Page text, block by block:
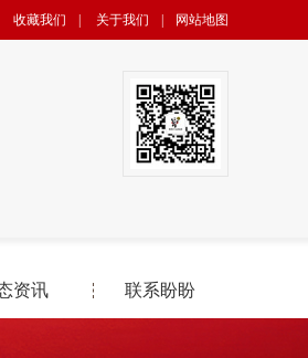
收藏我们 关于我们 网站地图
资讯 联系盼盼